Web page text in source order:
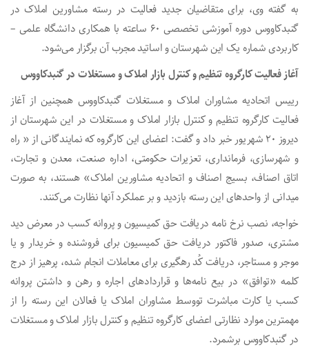
به گفته وی، برای متقاضیان جدید فعالیت در رسته مشاورین املاک در
گنبدکاووس دوره آموزشی تخصصی ۶۰ ساعته با همکاری دانشگاه علمی –
کاربردی شماره یک این شهرستان و اساتید مجرب آن برگزار می‌شود.
آغاز فعالیت کارگروه تنظیم و کنترل بازار املاک و مستغلات در گنبدکاووس
رییس اتحادیه مشاوران املاک و مستغلات گنبدکاووس همچنین از آغاز
فعالیت کارگروه تنظیم و کنترل بازار املاک و مستغلات در این شهرستان از
دیروز ۲۰ شهریور خبر داد و گفت: اعضای این کارگروه که نمایندگانی از « راه
و شهرسازی، فرمانداری، تعزیرات حکومتی، اداره صنعت، معدن و تجارت،
اتاق اصناف، بسیج اصناف و اتحادیه مشاورین املاک» هستند، به صورت
میدانی از واحدهای این رسته بازدید و بر عملکرد آنها نظارت می‌کنند.
خواجه، نصب نرخ نامه دریافت حق کمیسیون و پروانه کسب در معرض دید
مشتری، صدور فاکتور دریافت حق کمیسیون برای فروشنده و خریدار و یا
موجر و مستاجر، دریافت کُد رهگیری برای معاملات انجام شده، پرهیز از درج
کلمه «توافق» در بیع نامه‌ها و قراردادهای اجاره و رهن و داشتن پروانه
کسب یا کارت مباشرت تووسط مشاوران املاک یا فعالان این رسته را از
مهمترین موارد نظارتی اعضای کارگروه تنظیم و کنترل بازار املاک و مستغلات
در گنبدکاووس برشمرد.